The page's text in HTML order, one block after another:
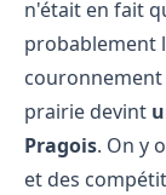
n'était en fait
probablement
couronnement
prairie devint
Pragois. On y
et des